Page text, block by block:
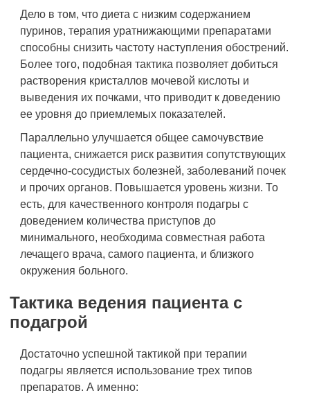
Дело в том, что диета с низким содержанием
пуринов, терапия уратнижающими препаратами
способны снизить частоту наступления обострений.
Более того, подобная тактика позволяет добиться
растворения кристаллов мочевой кислоты и
выведения их почками, что приводит к доведению
ее уровня до приемлемых показателей.
Параллельно улучшается общее самочувствие
пациента, снижается риск развития сопутствующих
сердечно-сосудистых болезней, заболеваний почек
и прочих органов. Повышается уровень жизни. То
есть, для качественного контроля подагры с
доведением количества приступов до
минимального, необходима совместная работа
лечащего врача, самого пациента, и близкого
окружения больного.
Тактика ведения пациента с
подагрой
Достаточно успешной тактикой при терапии
подагры является использование трех типов
препаратов. А именно: